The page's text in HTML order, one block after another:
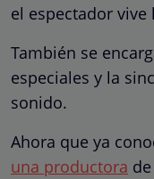
el espectador
También se
especiales y la
sonido.
Ahora que ya
una productora